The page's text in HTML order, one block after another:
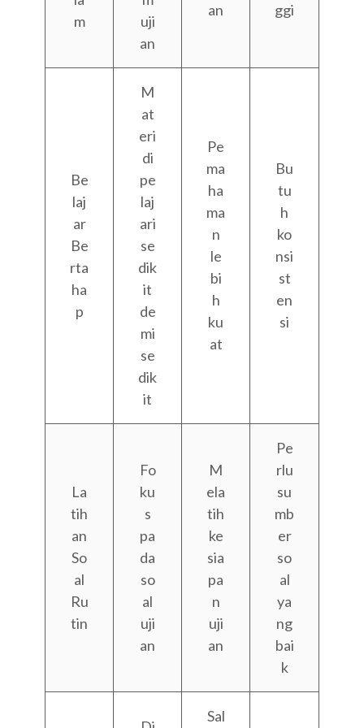
m
uji
an
an
ggi
Be
laj
ar
Be
rta
ha
p
M
at
eri
di
pe
laj
ari
se
dik
it
de
mi
se
dik
it
Pe
ma
ha
ma
n
le
bi
h
ku
at
Bu
tu
h
ko
nsi
st
en
si
La
tih
an
So
al
Ru
tin
Fo
ku
s
pa
da
so
al
uji
an
M
ela
tih
ke
sia
pa
n
uji
an
Pe
rlu
su
mb
er
so
al
ya
ng
bai
k
Sal